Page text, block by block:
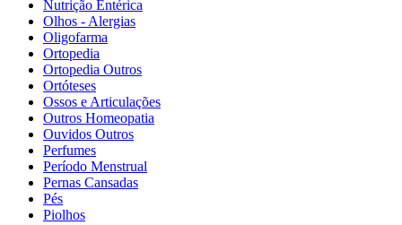
Nutrição Entérica
Olhos - Alergias
Oligofarma
Ortopedia
Ortopedia Outros
Ortóteses
Ossos e Articulações
Outros Homeopatia
Ouvidos Outros
Perfumes
Período Menstrual
Pernas Cansadas
Pés
Piolhos